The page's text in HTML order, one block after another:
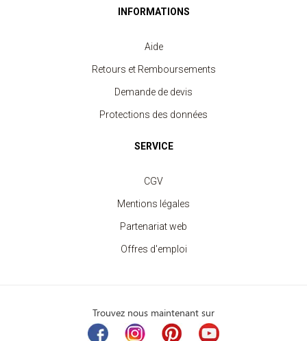
INFORMATIONS
Aide
Retours et Remboursements
Demande de devis
Protections des données
SERVICE
CGV
Mentions légales
Partenariat web
Offres d'emploi
Trouvez nous maintenant sur